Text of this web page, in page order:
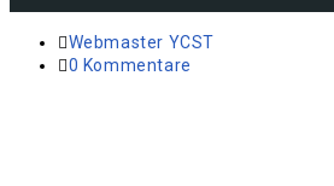
Webmaster YCST
0 Kommentare